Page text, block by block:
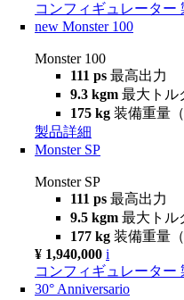
コンフィギュレーター
new Monster 100
Monster 100
111 ps 最高出力
9.3 kgm 最大トル
175 kg 装備重量
製品詳細
Monster SP
Monster SP
111 ps 最高出力
9.5 kgm 最大トル
177 kg 装備重量
¥ 1,940,000 i
コンフィギュレーター
30° Anniversario